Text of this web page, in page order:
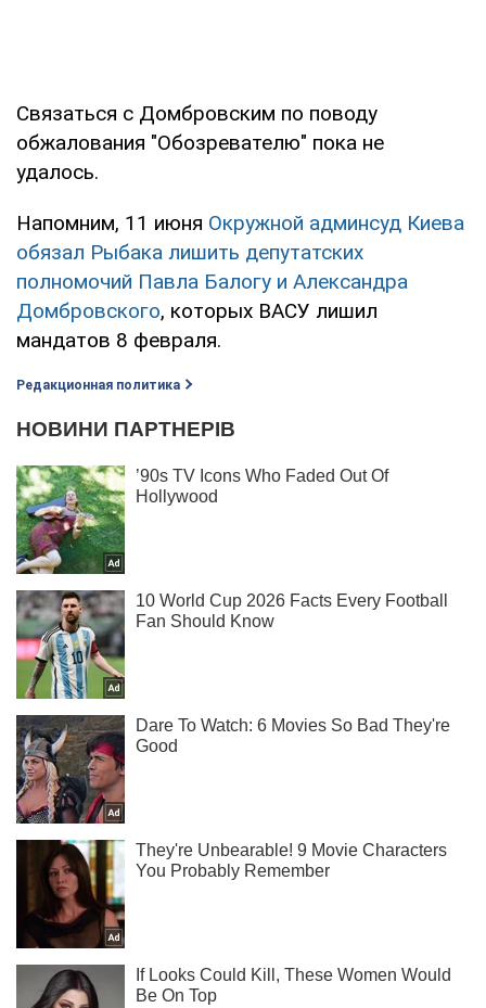
Связаться с Домбровским по поводу
обжалования "Обозревателю" пока не
удалось.
Напомним, 11 июня Окружной админсуд Киева
обязал Рыбака лишить депутатских
полномочий Павла Балогу и Александра
Домбровского, которых ВАСУ лишил
мандатов 8 февраля.
Редакционная политика